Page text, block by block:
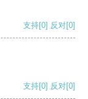
支持[0] 反对[0]
支持[0] 反对[0]